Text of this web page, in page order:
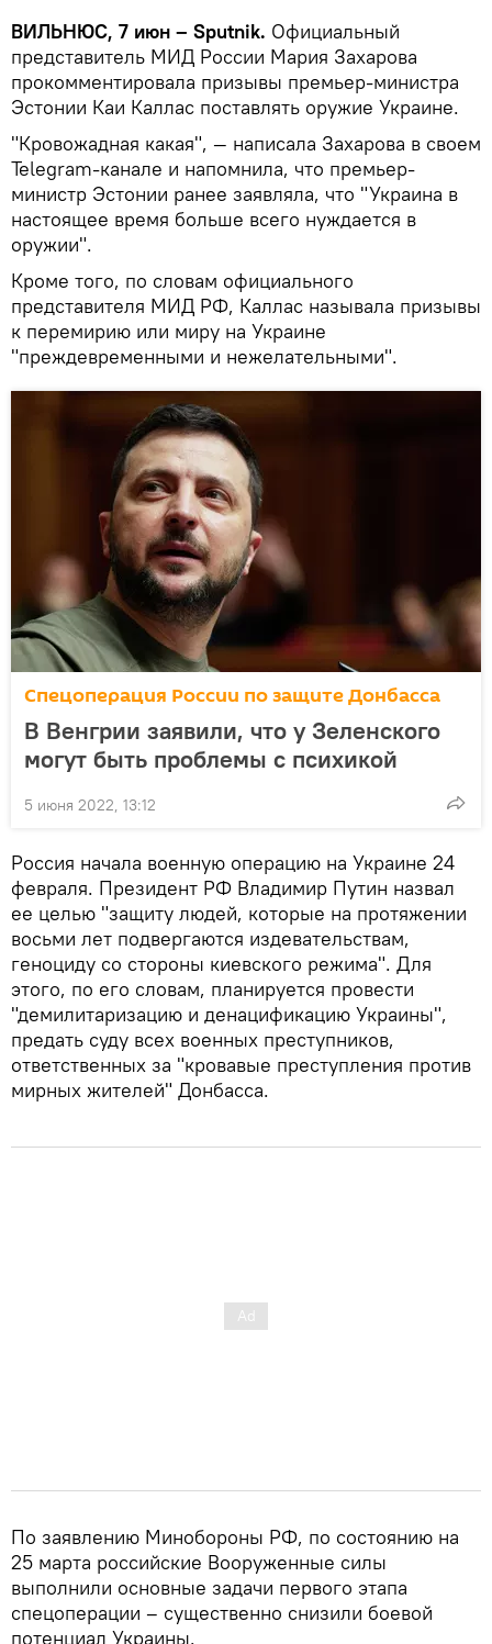
ВИЛЬНЮС, 7 июн – Sputnik. Официальный
представитель МИД России Мария Захарова
прокомментировала призывы премьер-министра
Эстонии Каи Каллас поставлять оружие Украине.
"Кровожадная какая", — написала Захарова в своем
Telegram-канале и напомнила, что премьер-
министр Эстонии ранее заявляла, что "Украина в
настоящее время больше всего нуждается в
оружии".
Кроме того, по словам официального
представителя МИД РФ, Каллас называла призывы
к перемирию или миру на Украине
"преждевременными и нежелательными".
Спецоперация России по защите Донбасса
В Венгрии заявили, что у Зеленского
могут быть проблемы с психикой
5 июня 2022, 13:12
Россия начала военную операцию на Украине 24
февраля. Президент РФ Владимир Путин назвал
ее целью "защиту людей, которые на протяжении
восьми лет подвергаются издевательствам,
геноциду со стороны киевского режима". Для
этого, по его словам, планируется провести
"демилитаризацию и денацификацию Украины",
предать суду всех военных преступников,
ответственных за "кровавые преступления против
мирных жителей" Донбасса.
По заявлению Минобороны РФ, по состоянию на
25 марта российские Вооруженные силы
выполнили основные задачи первого этапа
спецоперации – существенно снизили боевой
потенциал Украины.